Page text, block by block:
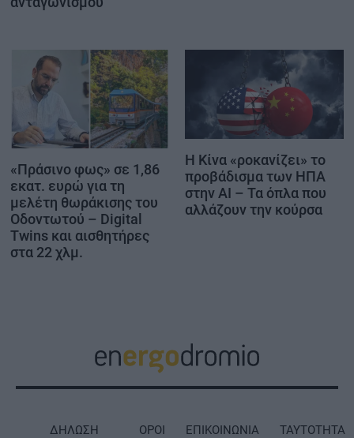
«Πράσινο φως» σε 1,86
εκατ. ευρώ για τη
μελέτη θωράκισης του
Οδοντωτού – Digital
Twins και αισθητήρες
στα 22 χλμ.
Η Κίνα «ροκανίζει» το
προβάδισμα των ΗΠΑ
στην AI – Τα όπλα που
αλλάζουν την κούρσα
ΔΗΛΩΣΗ
ΟΡΟΙ
ΕΠΙΚΟΙΝΩΝΙΑ ΤΑΥΤΟΤΗΤΑ